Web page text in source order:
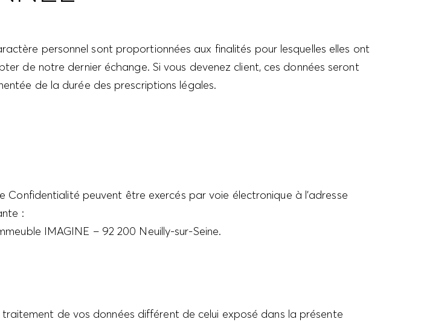
personnel sont proportionnées aux finalités pour lesquelles elles ont
de notre dernier échange. Si vous devenez client, ces données seront
de la durée des prescriptions légales.
peuvent être exercés par voie électronique à l’adresse
:
IMAGINE – 92 200 Neuilly-sur-Seine.
de vos données différent de celui exposé dans la présente